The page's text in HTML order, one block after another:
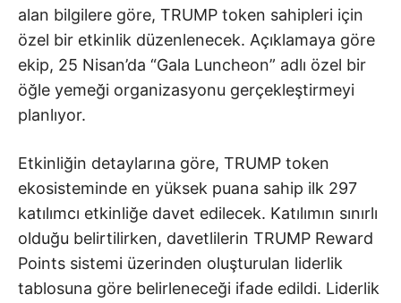
alan bilgilere göre, TRUMP token sahipleri için
özel bir etkinlik düzenlenecek. Açıklamaya göre
ekip, 25 Nisan’da “Gala Luncheon” adlı özel bir
öğle yemeği organizasyonu gerçekleştirmeyi
planlıyor.
Etkinliğin detaylarına göre, TRUMP token
ekosisteminde en yüksek puana sahip ilk 297
katılımcı etkinliğe davet edilecek. Katılımın sınırlı
olduğu belirtilirken, davetlilerin TRUMP Reward
Points sistemi üzerinden oluşturulan liderlik
tablosuna göre belirleneceği ifade edildi. Liderlik